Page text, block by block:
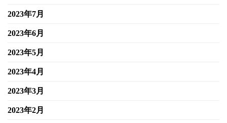
2023年7月
2023年6月
2023年5月
2023年4月
2023年3月
2023年2月